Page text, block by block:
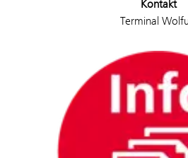
Kontakt
Terminal